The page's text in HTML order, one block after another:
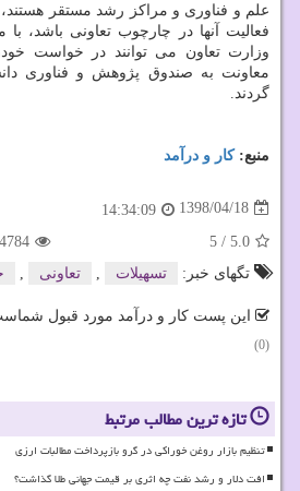
علم و فناوری و مراكز رشد مستقر
فعالیت آنها در چارچوب تعاونی باشد،
وزارت تعاون می توانند در خواست
معاونت به صندوق پژوهش و فناوری
گردند.
منبع:كار و درآمد
1398/04/18
14:34:09
5.0
/
5
4784
تگهای خبر:
تسهیلات تعاونی
این پست کار و درآمد مورد قبول
(0)
تازه ترین مطالب مرتبط
تنظیم بازار روغن خوراکی در گرو بازپرداخت مطالبات ارزی
افت دلار و رشد نفت چه اثری بر قیمت جهانی طلا گذاشت؟